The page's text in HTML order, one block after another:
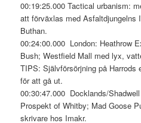
00:19:25.000 Tactical urbanism:
att förväxlas med Asfaltdjungelns
Buthan.
00:24:00.000 London: Heathrow
Bush; Westfield Mall med lyx,
TIPS: Självförsörjning på Harrods
för att gå ut.
00:30:47.000 Docklands/
Prospekt of Whitby; Mad Goose
skrivare hos Imakr.